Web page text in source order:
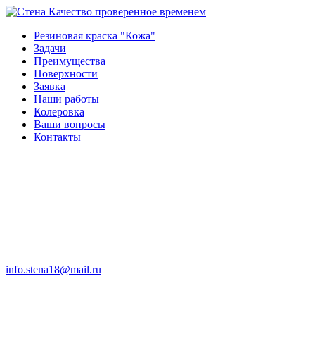
Качество проверенное временем
Резиновая краска "Кожа"
Задачи
Преимущества
Поверхности
Заявка
Наши работы
Колеровка
Ваши вопросы
Контакты
info.stena18@mail.ru